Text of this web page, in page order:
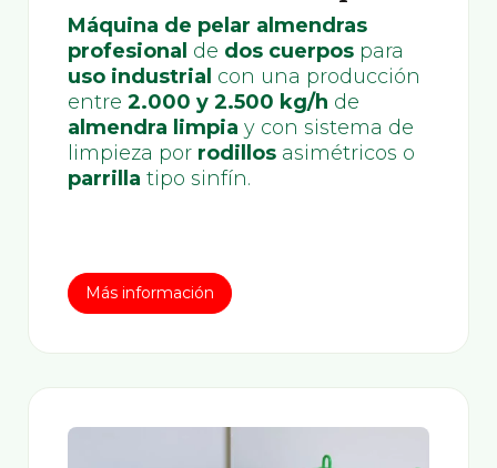
Máquina de pelar almendras
profesional de dos cuerpos para
uso industrial con una producción
entre 2.000 y 2.500 kg/h de
almendra limpia y con sistema de
limpieza por rodillos asimétricos o
parrilla tipo sinfín.
Más información